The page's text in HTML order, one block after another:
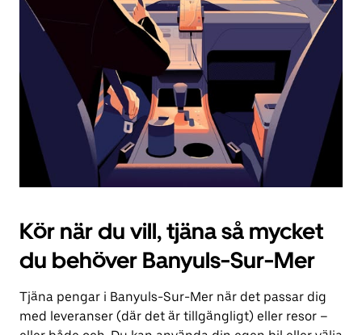
för
stänga
kalendern.
Kör när du vill, tjäna så mycket
du behöver Banyuls-Sur-Mer
Tjäna pengar i Banyuls-Sur-Mer när det passar dig
med leveranser (där det är tillgängligt) eller resor –